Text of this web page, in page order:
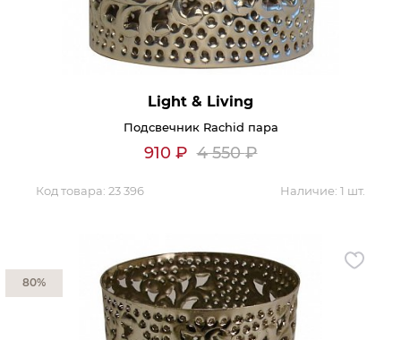
Light & Living
Подсвечник Rachid пара
910 ₽ 4 550₽
Код товара: 23 396 Наличие: 1 шт.
80%